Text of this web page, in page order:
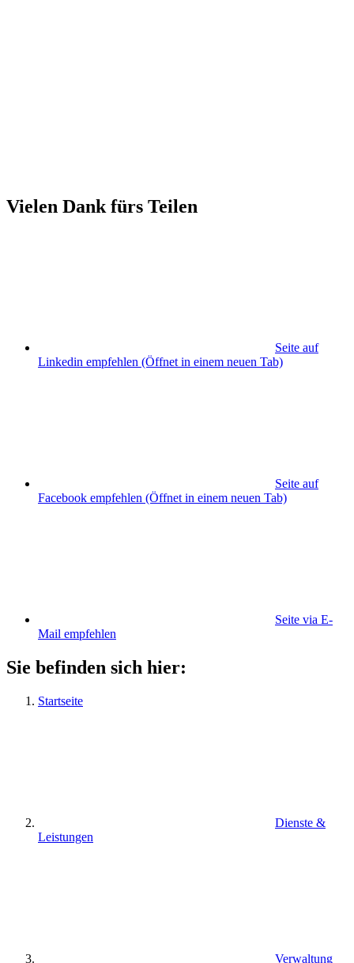
Vielen Dank fürs Teilen
Seite auf
Linkedin empfehlen (Öffnet in einem neuen Tab)
Seite auf
Facebook empfehlen (Öffnet in einem neuen Tab)
Seite via E-
Mail empfehlen
Sie befinden sich hier:
Startseite
Dienste &
Leistungen
Verwaltung